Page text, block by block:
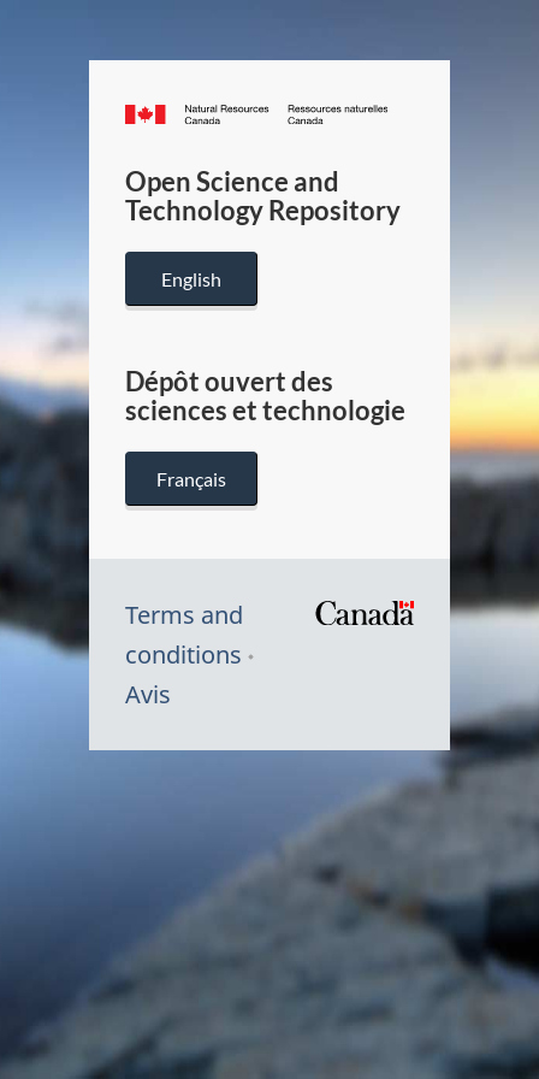
Canada.ca
/
Canada
Open Science and
Technology Repository
English
Dépôt ouvert des
sciences et technologie
Français
Terms and
conditions
Avis
du